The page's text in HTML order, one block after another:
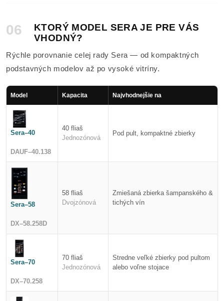
06
KTORÝ MODEL SERA JE PRE VÁS
VHODNÝ?
Rýchle porovnanie celej rady Sera — od kompaktných
podstavných modelov až po vysoké vitríny.
Model Kapacita Najvhodnejšie na
Sera–40
DAUF–40.138
40 fliaš
Jednozónová
Pod pult, kompaktné zbierky
Sera–58
DX–58.258D
58 fliaš
Dvojzónová
Zmiešaná zbierka šampanského &
tichých vín
Sera–70
DX–70.258
70 fliaš
Jednozónová
Stredne veľké zbierky pod pultom
alebo voľne stojace